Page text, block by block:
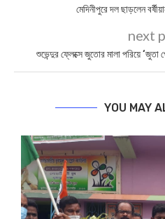
মেদিনীপুরে দল ছাড়লেন
next
শুভেন্দুর ফ্লেক্সে জুতোর মালা পরিয়ে ‘জুতা
YOU MAY